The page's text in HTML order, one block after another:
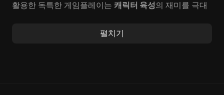
활용한 독특한 게임플레이는 캐릭터 육성의 재미를 극대
고, 장비를 제작하여 더욱 강력한 힘을 얻으세요. 아름다
펼치기